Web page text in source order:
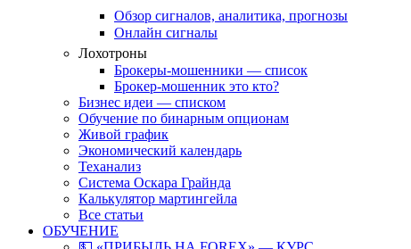
Обзор сигналов, аналитика, прогнозы
Онлайн сигналы
Лохотроны
Брокеры-мошенники — список
Брокер-мошенник это кто?
Бизнес идеи — списком
Обучение по бинарным опционам
Живой график
Экономический календарь
Теханализ
Система Оскара Грайнда
Калькулятор мартингейла
Все статьи
ОБУЧЕНИЕ